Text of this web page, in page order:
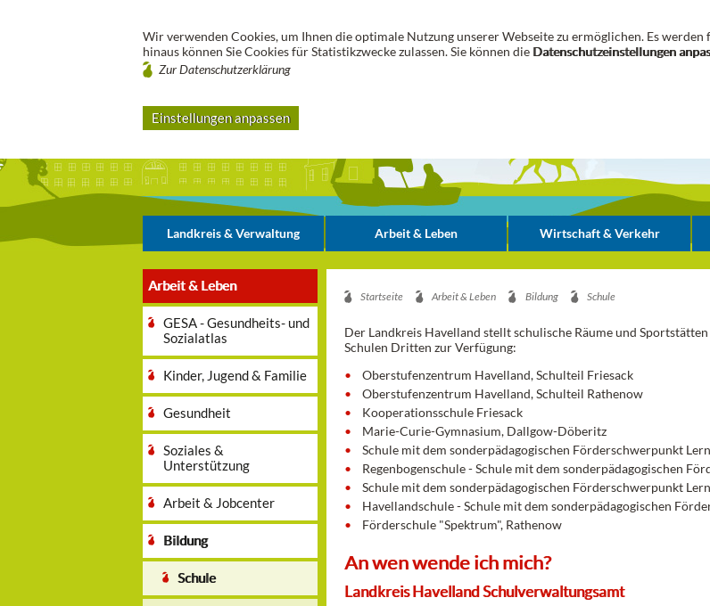
Wir verwenden Cookies, um Ihnen die optimale Nutzung unserer Webseite zu ermöglichen. Es
hinaus können Sie Cookies für Statistikzwecke zulassen. Sie können die Datenschutzeinstellungen
Zur Datenschutzerklärung
Einstellungen anpassen
Landkreis & Verwaltung Arbeit & Leben Wirtschaft & Verkehr
Arbeit & Leben
GESA - Gesundheits- und
Sozialatlas
Kinder, Jugend & Familie
Gesundheit
Soziales &
Unterstützung
Arbeit & Jobcenter
Bildung
Schule
Startseite Arbeit & Leben Bildung Schule
Der Landkreis Havelland stellt schulische Räume und
Schulen Dritten zur Verfügung:
Oberstufenzentrum Havelland, Schulteil Friesack
Oberstufenzentrum Havelland, Schulteil Rathenow
Kooperationsschule Friesack
Marie-Curie-Gymnasium, Dallgow-Döberitz
Schule mit dem sonderpädagogischen Förderschwerpunkt
Regenbogenschule - Schule mit dem sonderpädagogischen
Schule mit dem sonderpädagogischen Förderschwerpunkt
Havellandschule - Schule mit dem sonderpädagogischen
Förderschule "Spektrum", Rathenow
An wen wende ich mich?
Landkreis Havelland Schulverwaltungsamt